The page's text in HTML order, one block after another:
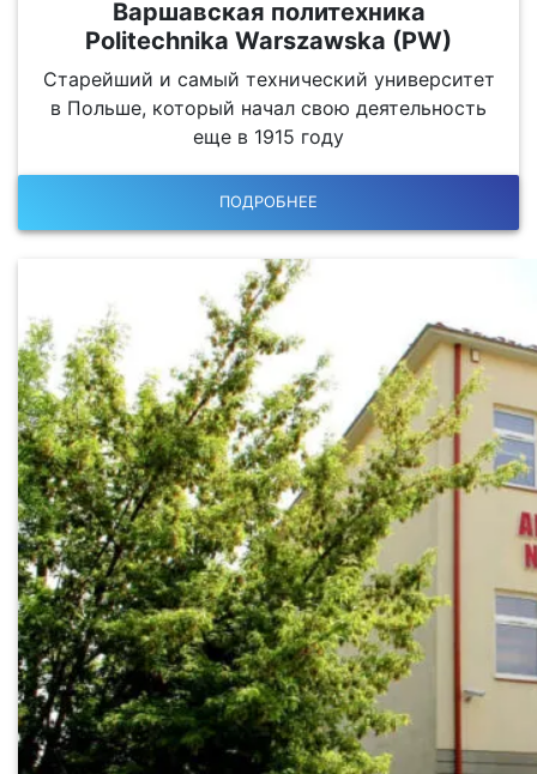
Варшавская политехника
Politechnika Warszawska (PW)
Старейший и самый технический университет
в Польше, который начал свою деятельность
еще в 1915 году
ПОДРОБНЕЕ